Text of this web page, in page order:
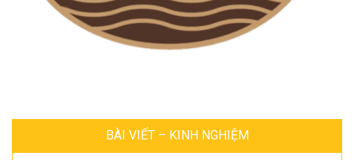
BÀI VIẾT – KINH NGHIỆM